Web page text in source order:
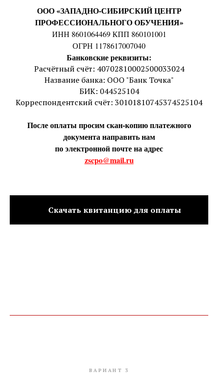
ООО «ЗАПАДНО-СИБИРСКИЙ ЦЕНТР
ПРОФЕССИОНАЛЬНОГО ОБУЧЕНИЯ»
ИНН 8601064469 КПП 860101001
ОГРН 1178617007040
Банковские реквизиты:
Расчётный счёт: 40702810002500033024
Название банка: ООО "Банк Точка"
БИК: 044525104
Корреспондентский счёт: 30101810745374525104
После оплаты просим скан-копию платежного
документа направить нам
по электронной почте на адрес
zscpo@mail.ru
Скачать квитанцию для оплаты
ВАРИАНТ 3